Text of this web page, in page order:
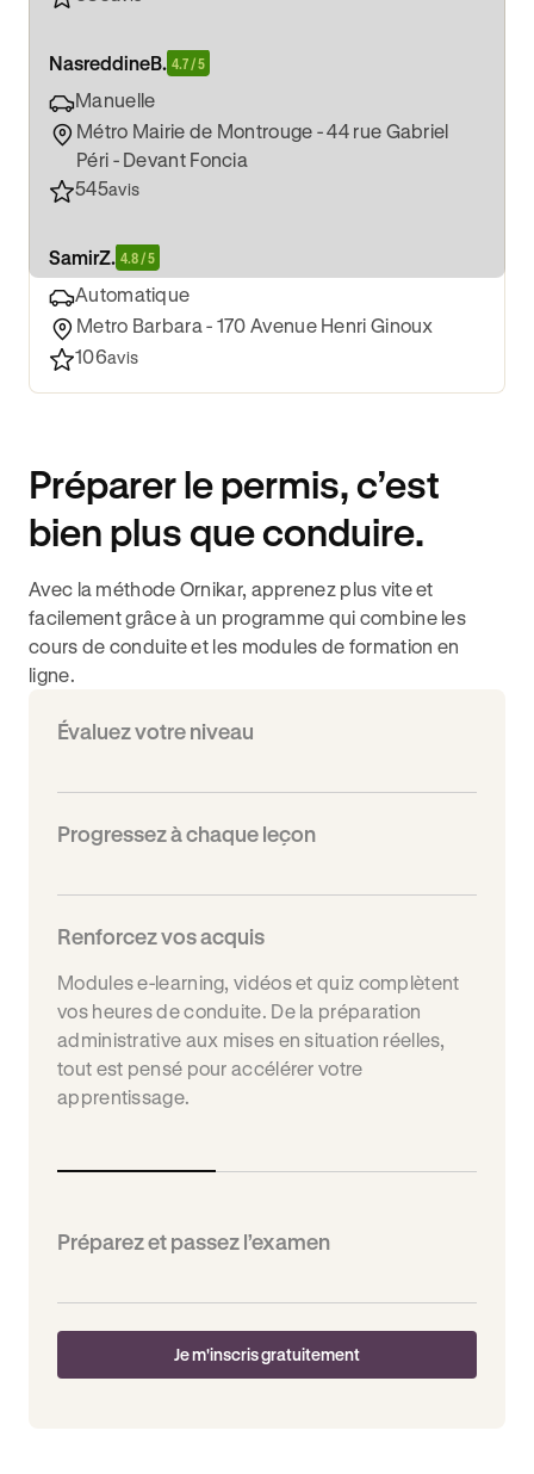
NasreddineB. 4.7 / 5
Manuelle
Métro Mairie de Montrouge - 44 rue Gabriel
Péri - Devant Foncia
545avis
SamirZ. 4.8 / 5
Automatique
Metro Barbara - 170 Avenue Henri Ginoux
106avis
Préparer le permis, c’est
bien plus que conduire.
Avec la méthode Ornikar, apprenez plus vite et
facilement grâce à un programme qui combine les
cours de conduite et les modules de formation en
ligne.
Évaluez votre niveau
Progressez à chaque leçon
Renforcez vos acquis
Modules e-learning, vidéos et quiz complètent
vos heures de conduite. De la préparation
administrative aux mises en situation réelles,
tout est pensé pour accélérer votre
apprentissage.
Préparez et passez l’examen
Je m'inscris gratuitement